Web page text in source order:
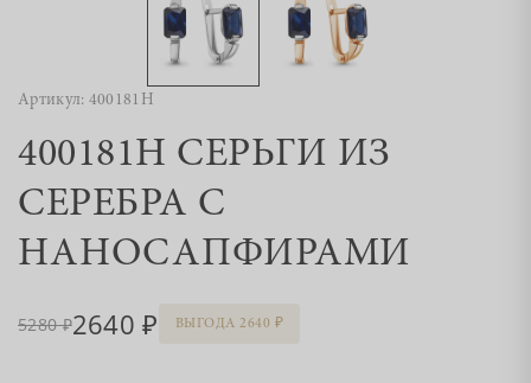
Артикул: 400181Н
400181Н СЕРЬГИ ИЗ
СЕРЕБРА С
НАНОСАПФИРАМИ
5280 2640 ВЫГОДА 2640